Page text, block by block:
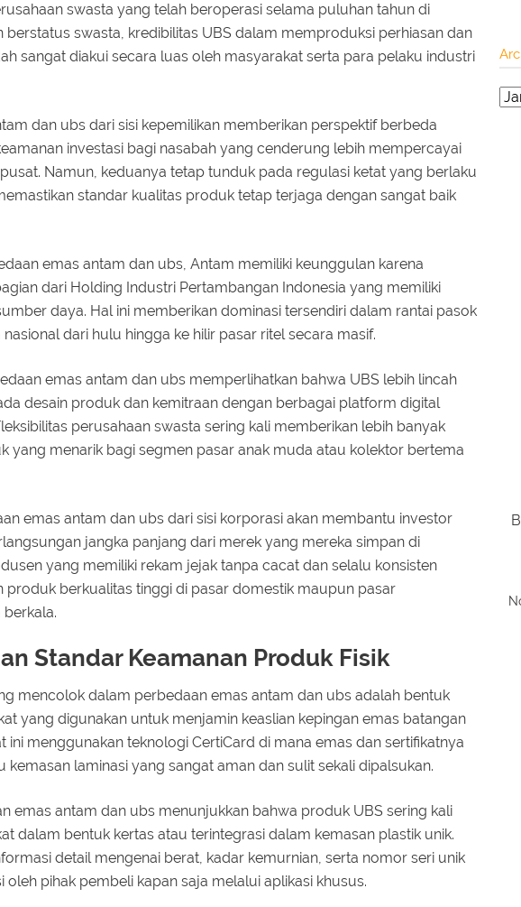
swasta yang telah beroperasi selama puluhan tahun di
berstatus swasta, kredibilitas UBS dalam memproduksi perhiasan dan
sangat diakui secara luas oleh masyarakat serta para pelaku industri
dan ubs dari sisi kepemilikan memberikan perspektif berbeda
investasi bagi nasabah yang cenderung lebih mempercayai
Namun, keduanya tetap tunduk pada regulasi ketat yang berlaku
standar kualitas produk tetap terjaga dengan sangat baik
emas antam dan ubs, Antam memiliki keunggulan karena
dari Holding Industri Pertambangan Indonesia yang memiliki
daya. Hal ini memberikan dominasi tersendiri dalam rantai pasok
dari hulu hingga ke hilir pasar ritel secara masif.
emas antam dan ubs memperlihatkan bahwa UBS lebih lincah
desain produk dan kemitraan dengan berbagai platform digital
perusahaan swasta sering kali memberikan lebih banyak
yang menarik bagi segmen pasar anak muda atau kolektor bertema
emas antam dan ubs dari sisi korporasi akan membantu investor
jangka panjang dari merek yang mereka simpan di
yang memiliki rekam jejak tanpa cacat dan selalu konsisten
produk berkualitas tinggi di pasar domestik maupun pasar
berkala.
Standar Keamanan Produk Fisik
mencolok dalam perbedaan emas antam dan ubs adalah bentuk
yang digunakan untuk menjamin keaslian kepingan emas batangan
ini menggunakan teknologi CertiCard di mana emas dan sertifikatnya
kemasan laminasi yang sangat aman dan sulit sekali dipalsukan.
emas antam dan ubs menunjukkan bahwa produk UBS sering kali
dalam bentuk kertas atau terintegrasi dalam kemasan plastik unik.
detail mengenai berat, kadar kemurnian, serta nomor seri unik
oleh pihak pembeli kapan saja melalui aplikasi khusus.